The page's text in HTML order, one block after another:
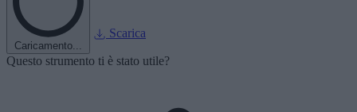
Caricamento...
Scarica
Questo strumento ti è stato utile?